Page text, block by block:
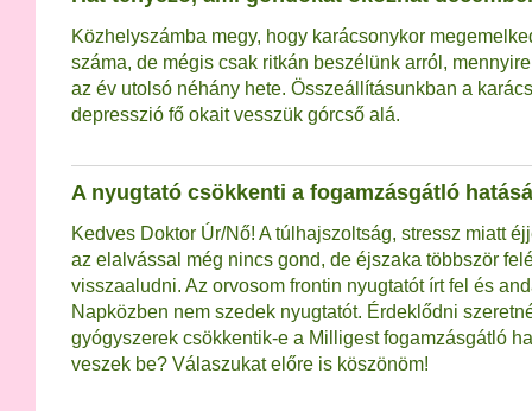
Közhelyszámba megy, hogy karácsonykor
száma, de mégis csak ritkán beszélünk arról,
az év utolsó néhány hete. Összeállításunkban a
depresszió fő okait vesszük górcső alá.
A nyugtató csökkenti a fogamzásgátló
Kedves Doktor Úr/Nő! A túlhajszoltság, stressz miatt
az elalvással még nincs gond, de éjszaka többször
visszaaludni. Az orvosom frontin nyugtatót írt fel és
Napközben nem szedek nyugtatót. Érdeklődni
gyógyszerek csökkentik-e a Milligest fogamzásgátló
veszek be? Válaszukat előre is köszönöm!